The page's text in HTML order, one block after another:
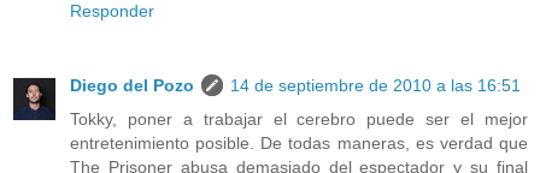
Responder
Diego del Pozo
14 de septiembre de 2010 a las 16:51
Tokky, poner a trabajar el cerebro puede ser el mejor
entretenimiento posible. De todas maneras, es verdad que
The Prisoner abusa demasiado del espectador y su final